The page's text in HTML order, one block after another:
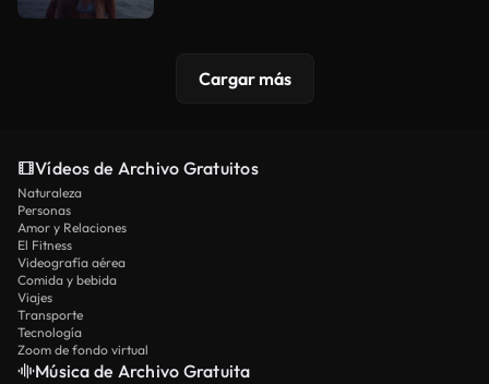
Cargar más
Vídeos de Archivo Gratuitos
Naturaleza
Personas
Amor y Relaciones
El Fitness
Videografía aérea
Comida y bebida
Viajes
Transporte
Tecnología
Zoom de fondo virtual
Música de Archivo Gratuita